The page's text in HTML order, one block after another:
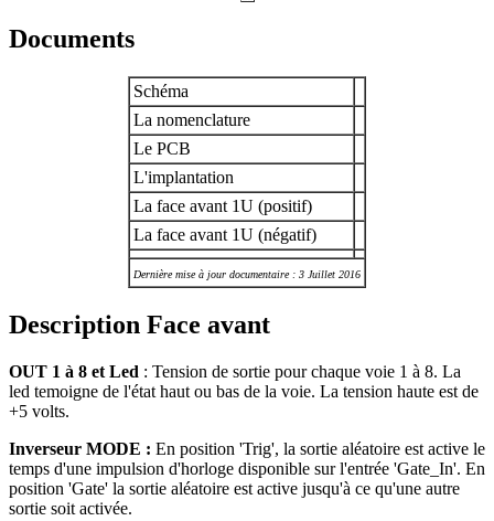
Documents
Schéma
La nomenclature
Le PCB
L'implantation
La face avant 1U (positif)
La face avant 1U (négatif)
Dernière mise à jour documentaire : 3 Juillet 2016
Description Face avant
OUT 1 à 8 et Led : Tension de sortie pour chaque voie 1 à 8. La
led temoigne de l'état haut ou bas de la voie. La tension haute est de
+5 volts.
Inverseur MODE : En position 'Trig', la sortie aléatoire est active le
temps d'une impulsion d'horloge disponible sur l'entrée 'Gate_In'. En
position 'Gate' la sortie aléatoire est active jusqu'à ce qu'une autre
sortie soit activée.